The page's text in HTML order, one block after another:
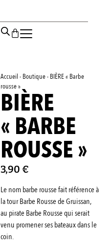
Accueil - Boutique- BIÈRE « Barbe
rousse »
BIÈRE
« BARBE
ROUSSE »
3,90 €
Le nom barbe rousse fait référence à
la tour Barbe Rousse de Gruissan,
au pirate Barbe Rousse qui serait
venu promener ses bateaux dans le
coin.